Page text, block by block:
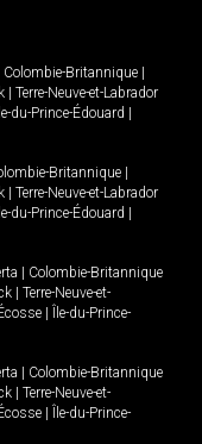
Colombie-Britannique
Terre-Neuve-et-Labrador
Île-du-Prince-Édouard
Britannique
Terre-Neuve-et-Labrador
Île-du-Prince-Édouard
Colombie-Britannique
Terre-Neuve-et-
Île-du-Prince-
Colombie-Britannique
Terre-Neuve-et-
Île-du-Prince-